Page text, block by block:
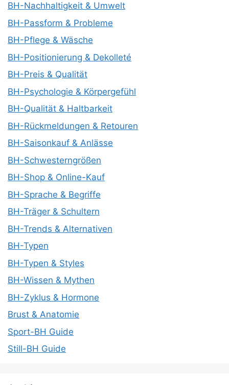
BH-Nachhaltigkeit & Umwelt
BH-Passform & Probleme
BH-Pflege & Wäsche
BH-Positionierung & Dekolleté
BH-Preis & Qualität
BH-Psychologie & Körpergefühl
BH-Qualität & Haltbarkeit
BH-Rückmeldungen & Retouren
BH-Saisonkauf & Anlässe
BH-Schwesterngrößen
BH-Shop & Online-Kauf
BH-Sprache & Begriffe
BH-Träger & Schultern
BH-Trends & Alternativen
BH-Typen
BH-Typen & Styles
BH-Wissen & Mythen
BH-Zyklus & Hormone
Brust & Anatomie
Sport-BH Guide
Still-BH Guide